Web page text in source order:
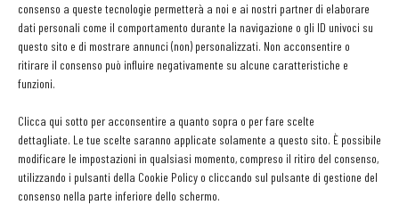
consenso a queste tecnologie permetterà a noi e ai nostri partner di elaborare
dati personali come il comportamento durante la navigazione o gli ID univoci su
questo sito e di mostrare annunci (non) personalizzati. Non acconsentire o
ritirare il consenso può influire negativamente su alcune caratteristiche e
funzioni.
Clicca qui sotto per acconsentire a quanto sopra o per fare scelte
dettagliate. Le tue scelte saranno applicate solamente a questo sito. È possibile
modificare le impostazioni in qualsiasi momento, compreso il ritiro del consenso,
utilizzando i pulsanti della Cookie Policy o cliccando sul pulsante di gestione del
consenso nella parte inferiore dello schermo.
EDICOLA WEB